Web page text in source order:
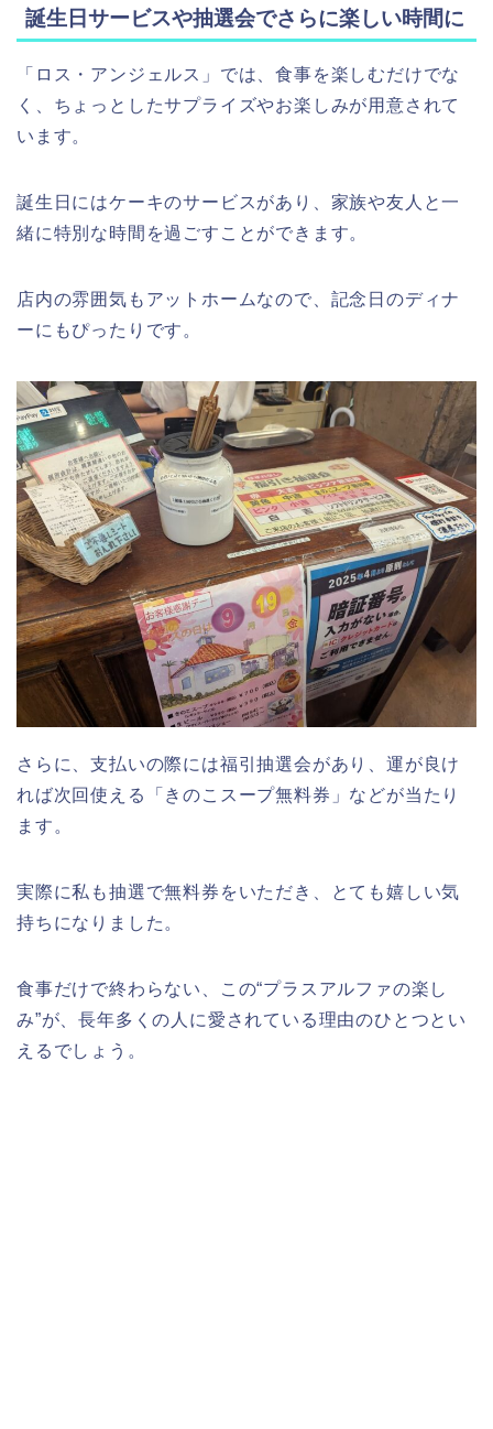
誕生日サービスや抽選会でさらに楽しい時間に
「ロス・アンジェルス」では、食事を楽しむだけでな
く、ちょっとしたサプライズやお楽しみが用意されて
います。
誕生日にはケーキのサービスがあり、家族や友人と一
緒に特別な時間を過ごすことができます。
店内の雰囲気もアットホームなので、記念日のディナ
ーにもぴったりです。
さらに、支払いの際には福引抽選会があり、運が良け
れば次回使える「きのこスープ無料券」などが当たり
ます。
実際に私も抽選で無料券をいただき、とても嬉しい気
持ちになりました。
食事だけで終わらない、この“プラスアルファの楽し
み”が、長年多くの人に愛されている理由のひとつとい
えるでしょう。